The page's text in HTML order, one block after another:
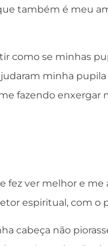
também é meu
como se minhas
minha
fazendo enxergar
fez ver melhor e me
espiritual, com o
cabeça não